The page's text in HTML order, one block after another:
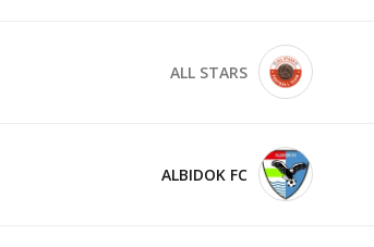
ALL STARS
ALBIDOK FC